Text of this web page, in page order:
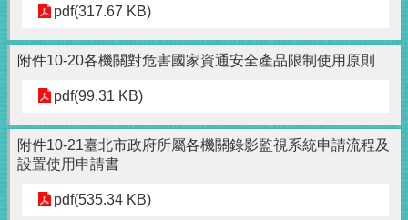
pdf(317.67 KB)
附件10-20各機關對危害國家資通安全產品限制使用原則
pdf(99.31 KB)
附件10-21臺北市政府所屬各機關錄影監視系統申請流程及
設置使用申請書
pdf(535.34 KB)